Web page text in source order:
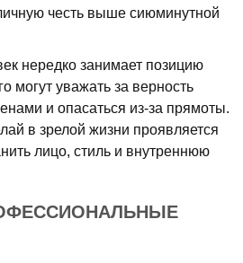
честь выше сиюминутной
нередко занимает позицию
могут уважать за верность
и опасаться из-за прямоты.
в зрелой жизни проявляется
лицо, стиль и внутреннюю